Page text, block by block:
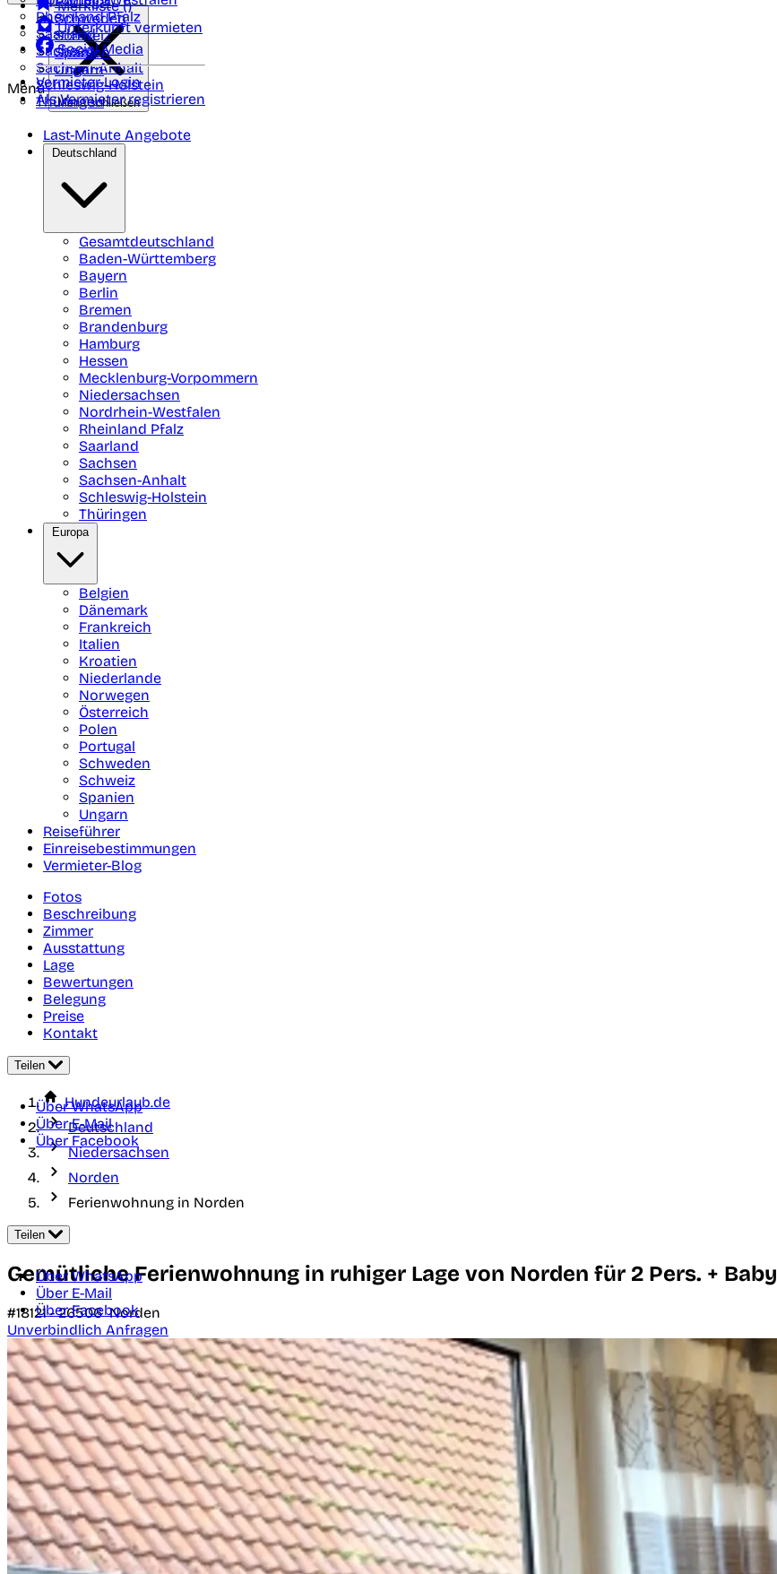
Rheinland Pfalz
Saarland
Sachsen
Sachsen-Anhalt
Schleswig-Holstein
Thüringen
Schweden
Schweiz
Spanien
Ungarn
Merkliste ()
Unterkunft vermieten
Social Media
Vermieter-Login
Als Vermieter registrieren
Menü
Menü schließen
Last-Minute Angebote
Deutschland
Gesamtdeutschland
Baden-Württemberg
Bayern
Berlin
Bremen
Brandenburg
Hamburg
Hessen
Mecklenburg-Vorpommern
Niedersachsen
Nordrhein-Westfalen
Rheinland Pfalz
Saarland
Sachsen
Sachsen-Anhalt
Schleswig-Holstein
Thüringen
Europa
Belgien
Dänemark
Frankreich
Italien
Kroatien
Niederlande
Norwegen
Österreich
Polen
Portugal
Schweden
Schweiz
Spanien
Ungarn
Reiseführer
Einreisebestimmungen
Vermieter-Blog
Fotos
Beschreibung
Zimmer
Ausstattung
Lage
Bewertungen
Belegung
Preise
Kontakt
Teilen
Über WhatsApp
Über E-Mail
Über Facebook
Hundeurlaub.de
Deutschland
Niedersachsen
Norden
Ferienwohnung in Norden
Teilen
Über WhatsApp
Über E-Mail
Über Facebook
Gemütliche Ferienwohnung in ruhiger Lage von Norden für 2 Pers. + Baby
#18121 -26506 Norden
Unverbindlich Anfragen